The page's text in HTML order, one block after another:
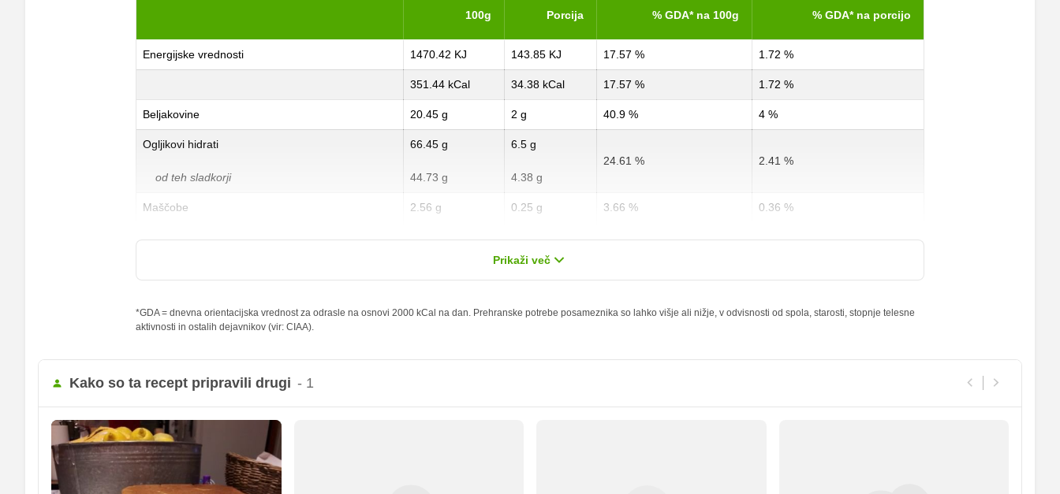
100g Porcija % GDA* na 100g % GDA* na porcijo
Energijske vrednosti 1470.42 KJ 143.85 KJ 17.57 % 1.72 %
351.44 kCal 34.38 kCal 17.57 % 1.72 %
Beljakovine 20.45 g 2 g 40.9 % 4 %
Ogljikovi hidrati
od teh sladkorji
66.45 g
44.73 g
6.5 g
4.38 g
24.61 % 2.41 %
Maščobe
od teh nasičene maščobne kisline
2.56 g
0 g
0.25 g
0 g
3.66 %
0 %
0.36 %
0 %
Železo
Magnezij 28.12 mg 2.75 mg
Kalij
Kalcij
Fosfor
Cink
Prikaži več
*GDA = dnevna orientacijska vrednost za odrasle na osnovi 2000 kCal na dan. Prehranske potrebe posameznika so lahko višje ali nižje, v odvisnosti od spola, starosti, stopnje telesne
aktivnosti in ostalih dejavnikov (vir: CIAA).
Kako so ta recept pripravili drugi - 1